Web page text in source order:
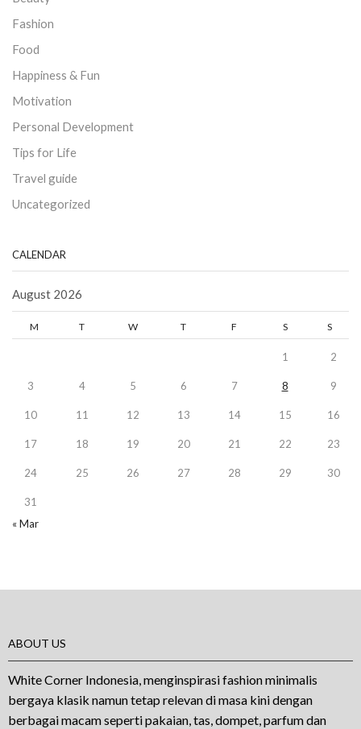
Fashion
Food
Happiness & Fun
Motivation
Personal Development
Tips for Life
Travel guide
Uncategorized
CALENDAR
August 2026
M T W T F S S
1 2
3 4 5 6 7 8 9
10 11 12 13 14 15 16
17 18 19 20 21 22 23
24 25 26 27 28 29 30
31
« Mar
ABOUT US
White Corner Indonesia, menginspirasi fashion minimalis
bergaya klasik namun tetap relevan di masa kini dengan
berbagai macam seperti pakaian, tas, dompet, parfum dan